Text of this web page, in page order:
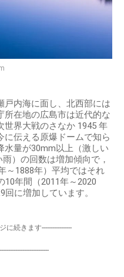
戸内海に面し、北西部には
所在地の広島市は近代的な
世界大戦のさなか 1945 年
に伝える原爆ドームで知ら
水量が30mm以上（激しい
）の回数は増加傾向で，
～1888年）平均ではそれ
10年間（2011年～2020
に増加しています。
に続きます-----------------